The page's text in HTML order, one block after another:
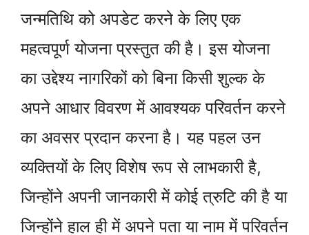
जन्मतिथि को अपडेट करने के लिए एक
महत्वपूर्ण योजना प्रस्तुत की है। इस योजना
का उद्देश्य नागरिकों को बिना किसी शुल्क के
अपने आधार विवरण में आवश्यक परिवर्तन करने
का अवसर प्रदान करना है। यह पहल उन
व्यक्तियों के लिए विशेष रूप से लाभकारी है,
जिन्होंने अपनी जानकारी में कोई त्रुटि की है या
जिन्होंने हाल ही में अपने पता या नाम में परिवर्तन